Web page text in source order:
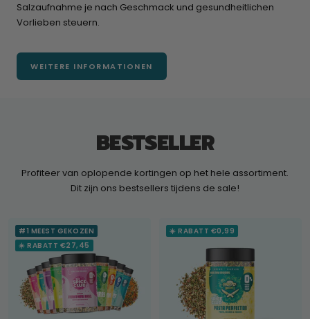
Salzaufnahme je nach Geschmack und gesundheitlichen
Vorlieben steuern.
WEITERE INFORMATIONEN
BESTSELLER
Profiteer van oplopende kortingen op het hele assortiment.
Dit zijn ons bestsellers tijdens de sale!
#1 MEEST GEKOZEN
☀️ RABATT €27,45
☀️ RABATT €0,99